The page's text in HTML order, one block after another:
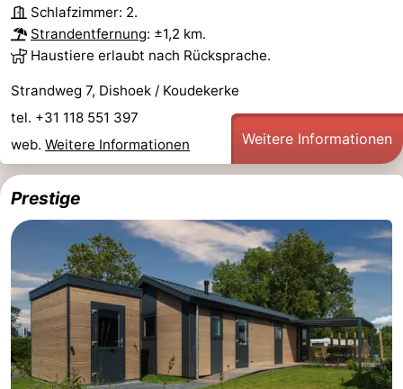
Schlafzimmer: 2.
Strandentfernung: ±1,2 km.
Haustiere erlaubt nach Rücksprache.
Strandweg 7, Dishoek / Koudekerke
tel. +31 118 551 397
web. Weitere Informationen Weitere Informationen
Prestige